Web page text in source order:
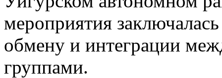
мероприятия
обмену и интеграции
группами.